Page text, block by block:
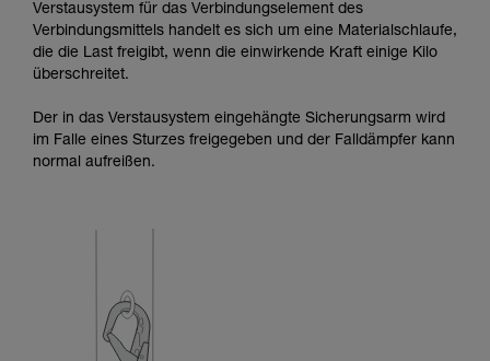
Verstausystem für das Verbindungselement des
Verbindungsmittels handelt es sich um eine Materialschlaufe,
die die Last freigibt, wenn die einwirkende Kraft einige Kilo
überschreitet.
Der in das Verstausystem eingehängte Sicherungsarm wird
im Falle eines Sturzes freigegeben und der Falldämpfer kann
normal aufreißen.